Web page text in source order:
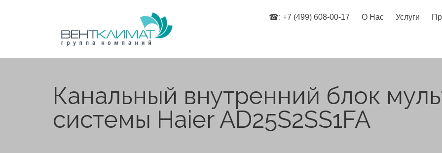
☎: +7 (499) 608-00-17 О Нас Услуги
Канальный внутренний блок
системы Haier AD25S2SS1FA